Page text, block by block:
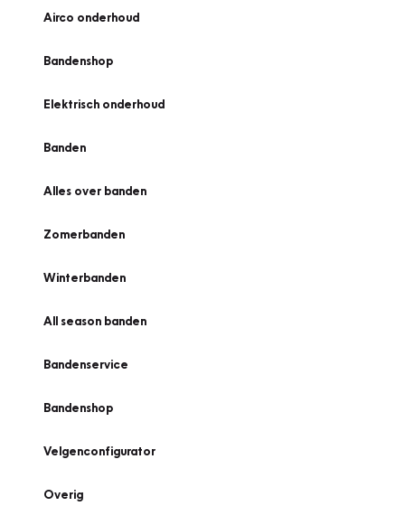
Airco onderhoud
Bandenshop
Elektrisch onderhoud
Banden
Alles over banden
Zomerbanden
Winterbanden
All season banden
Bandenservice
Bandenshop
Velgenconfigurator
Overig